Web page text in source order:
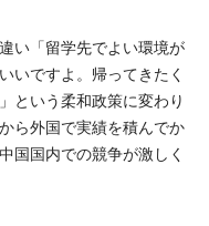
い「留学先でよい環境が
いですよ。帰ってきたく
という柔和政策に変わり
ら外国で実績を積んでか
国国内での競争が激しく